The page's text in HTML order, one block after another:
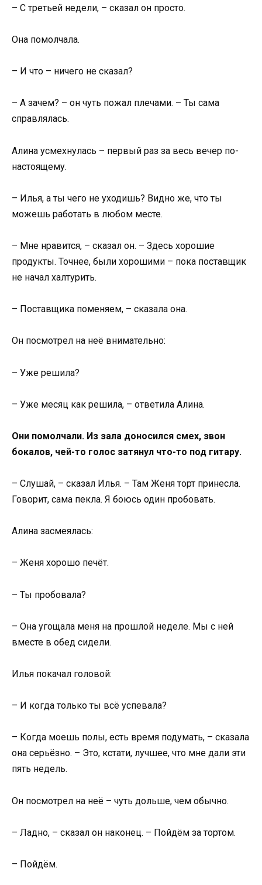
– С третьей недели, – сказал он просто.
Она помолчала.
– И что – ничего не сказал?
– А зачем? – он чуть пожал плечами. – Ты сама
справлялась.
Алина усмехнулась – первый раз за весь вечер по-
настоящему.
– Илья, а ты чего не уходишь? Видно же, что ты
можешь работать в любом месте.
– Мне нравится, – сказал он. – Здесь хорошие
продукты. Точнее, были хорошими – пока поставщик
не начал халтурить.
– Поставщика поменяем, – сказала она.
Он посмотрел на неё внимательно:
– Уже решила?
– Уже месяц как решила, – ответила Алина.
Они помолчали. Из зала доносился смех, звон
бокалов, чей-то голос затянул что-то под гитару.
– Слушай, – сказал Илья. – Там Женя торт принесла.
Говорит, сама пекла. Я боюсь один пробовать.
Алина засмеялась:
– Женя хорошо печёт.
– Ты пробовала?
– Она угощала меня на прошлой неделе. Мы с ней
вместе в обед сидели.
Илья покачал головой:
– И когда только ты всё успевала?
– Когда моешь полы, есть время подумать, – сказала
она серьёзно. – Это, кстати, лучшее, что мне дали эти
пять недель.
Он посмотрел на неё – чуть дольше, чем обычно.
– Ладно, – сказал он наконец. – Пойдём за тортом.
– Пойдём.